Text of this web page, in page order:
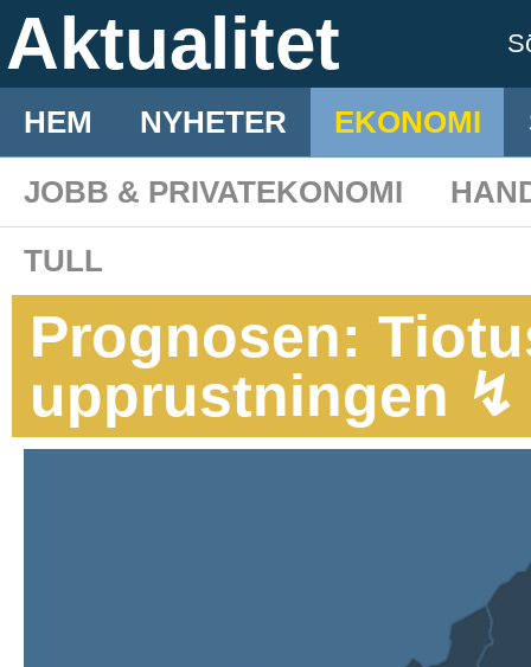
Aktualitet
HEM NYHETER EKONOMI
JOBB & PRIVATEKONOMI
TULL
Prognosen:
upprustningen ↯